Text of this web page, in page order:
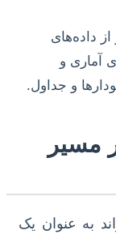
داده‌های
آماری و
و جداول.
مسیر
به عنوان یک